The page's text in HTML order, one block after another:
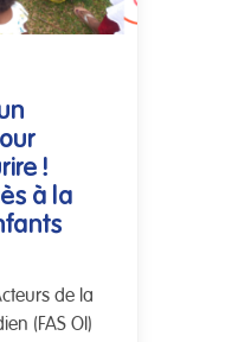
!
à la
de la
(FAS OI)